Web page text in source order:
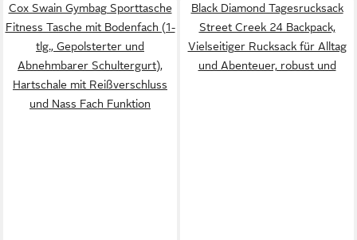
Cox Swain Gymbag Sporttasche
Fitness Tasche mit Bodenfach (1-
tlg., Gepolsterter und
Abnehmbarer Schultergurt),
Hartschale mit Reißverschluss
und Nass Fach Funktion
Black Diamond Tagesrucksack
Street Creek 24 Backpack,
Vielseitiger Rucksack für Alltag
und Abenteuer, robust und